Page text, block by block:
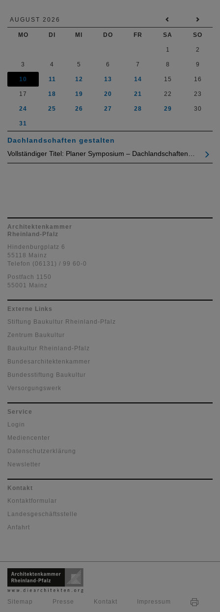
AUGUST 2026
MO DI MI DO FR SA SO
1 2
3 4 5 6 7 8 9
10 11 12 13 14 15 16
17 18 19 20 21 22 23
24 25 26 27 28 29 30
31
Dachlandschaften gestalten
Vollständiger Titel: Planer Symposium – Dachlandschaften…
Architektenkammer
Rheinland-Pfalz
Hindenburgplatz 6
55118 Mainz
Telefon (06131) / 99 60-0
Postfach 1150
55001 Mainz
Externe Links
Stiftung Baukultur Rheinland-Pfalz
Zentrum Baukultur
Baukultur Rheinland-Pfalz
Bundesarchitektenkammer
Bundesstiftung Baukultur
Versorgungswerk
Service
Login
Mediencenter
Datenschutzerklärung
Newsletter
Kontakt
Kontaktformular
Landesgeschäftsstelle
Anfahrt
Sitemap Presse Kontakt Impressum